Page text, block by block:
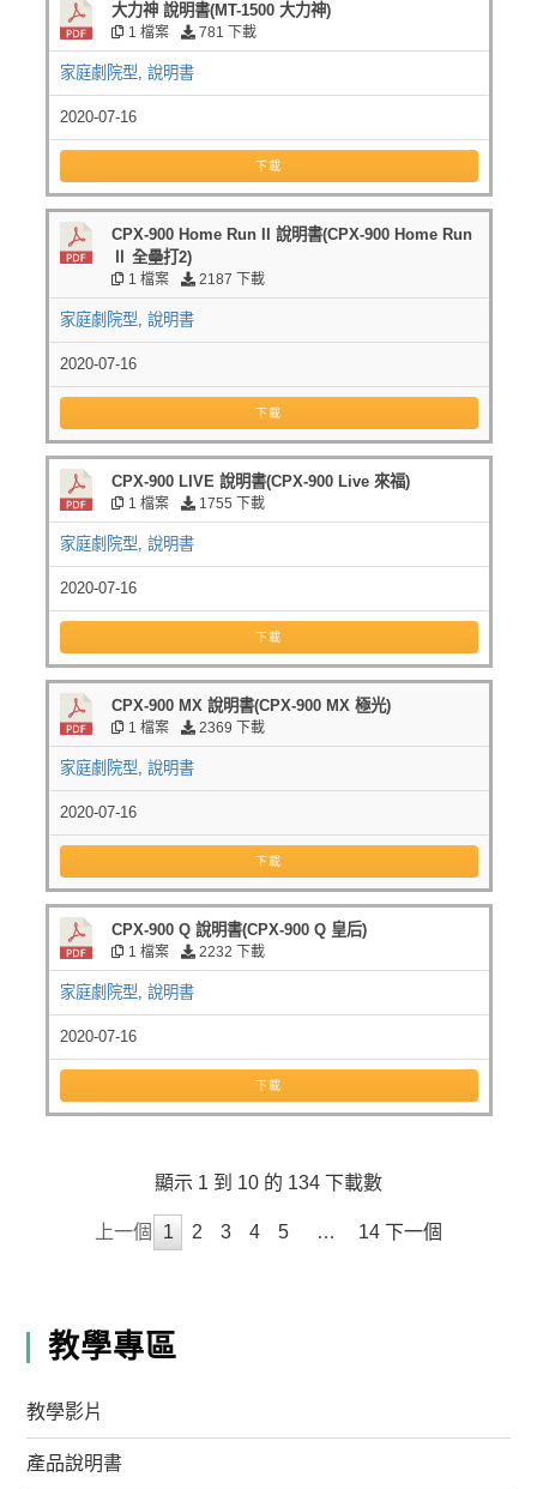
大力神 說明書(MT-1500 大力神)
1 檔案 781 下載
家庭劇院型, 說明書
2020-07-16
下載
CPX-900 Home Run II 說明書(CPX-900 Home Run
Ⅱ 全壘打2)
1 檔案 2187 下載
家庭劇院型, 說明書
2020-07-16
下載
CPX-900 LIVE 說明書(CPX-900 Live 來福)
1 檔案 1755 下載
家庭劇院型, 說明書
2020-07-16
下載
CPX-900 MX 說明書(CPX-900 MX 極光)
1 檔案 2369 下載
家庭劇院型, 說明書
2020-07-16
下載
CPX-900 Q 說明書(CPX-900 Q 皇后)
1 檔案 2232 下載
家庭劇院型, 說明書
2020-07-16
下載
顯示 1 到 10 的 134 下載數
上一個 1 2 3 4 5 … 14 下一個
教學專區
教學影片
產品說明書